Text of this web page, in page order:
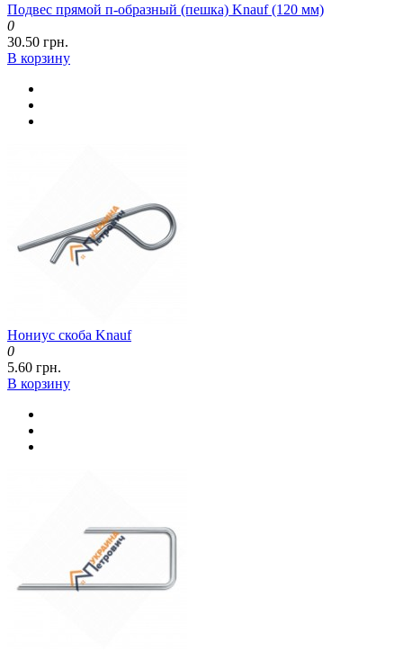
Подвес прямой п-образный (пешка) Knauf (120 мм)
0
30.50 грн.
В корзину
Нониус скоба Knauf
0
5.60 грн.
В корзину